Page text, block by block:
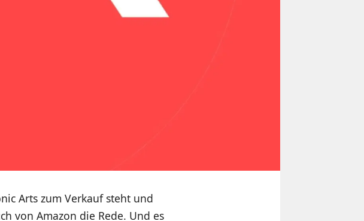
Arts zum Verkauf steht und
von Amazon die Rede. Und es